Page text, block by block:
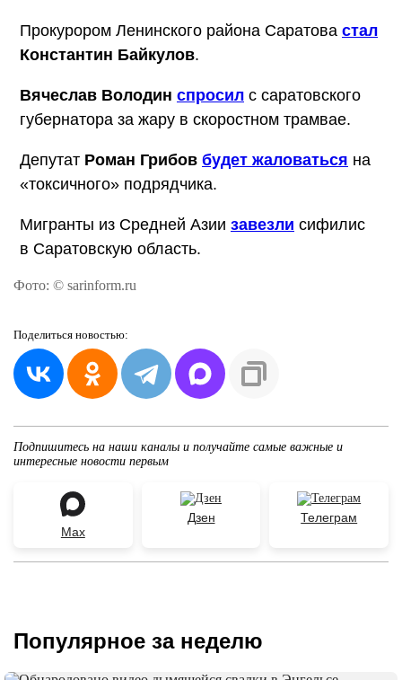
Прокурором Ленинского района Саратова стал
Константин Байкулов.
Вячеслав Володин спросил с саратовского
губернатора за жару в скоростном трамвае.
Депутат Роман Грибов будет жаловаться на
«токсичного» подрядчика.
Мигранты из Средней Азии завезли сифилис
в Саратовскую область.
Фото: © sarinform.ru
Поделиться новостью:
Подпишитесь на наши каналы и получайте самые важные и
интересные новости первым
Max
Дзен Телеграм
Популярное за неделю